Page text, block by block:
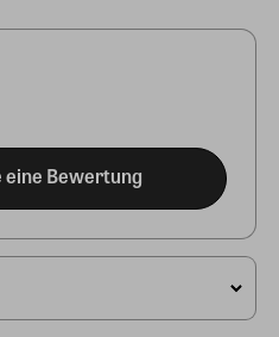
eine Bewertung